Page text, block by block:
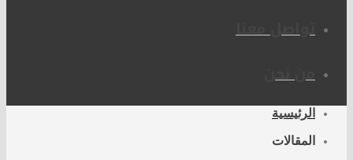
تواصل معنا
من نحن
الرئيسية
المقالات